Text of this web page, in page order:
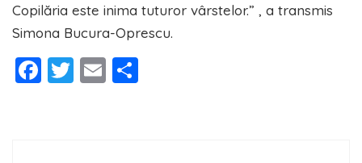
Copilăria este inima tuturor vârstelor.” , a transmis
Simona Bucura-Oprescu.
Facebook
Twitter
Email